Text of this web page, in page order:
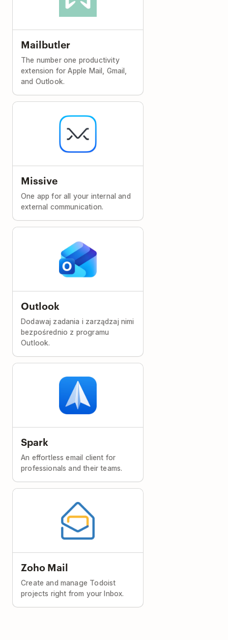
Mailbutler
The number one productivity
extension for Apple Mail, Gmail,
and Outlook.
Missive
One app for all your internal and
external communication.
Outlook
Dodawaj zadania i zarządzaj nimi
bezpośrednio z programu
Outlook.
Spark
An effortless email client for
professionals and their teams.
Zoho Mail
Create and manage Todoist
projects right from your Inbox.